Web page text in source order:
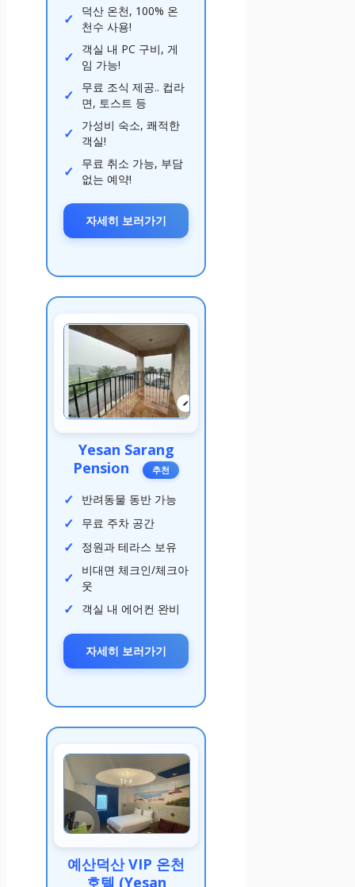
덕산 온천, 100% 온
천수 사용!
객실 내 PC 구비, 게
임 가능!
무료 조식 제공.. 컵라
면, 토스트 등
가성비 숙소, 쾌적한
객실!
무료 취소 가능, 부담
없는 예약!
자세히 보러가기
Yesan Sarang
Pension
추천
반려동물 동반 가능
무료 주차 공간
정원과 테라스 보유
비대면 체크인/체크아
웃
객실 내 에어컨 완비
자세히 보러가기
예산덕산 VIP 온천
호텔 (Yesan